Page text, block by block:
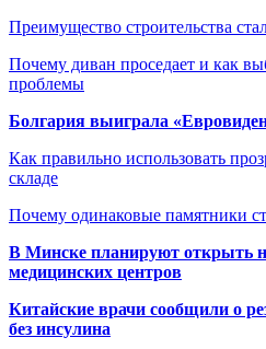
Преимущество строительства
Почему диван проседает и как
проблемы
Болгария выиграла
Как правильно использовать
складе
Почему одинаковые памятники
В Минске планируют открыть
медицинских центров
Китайские врачи сообщили о
без инсулина